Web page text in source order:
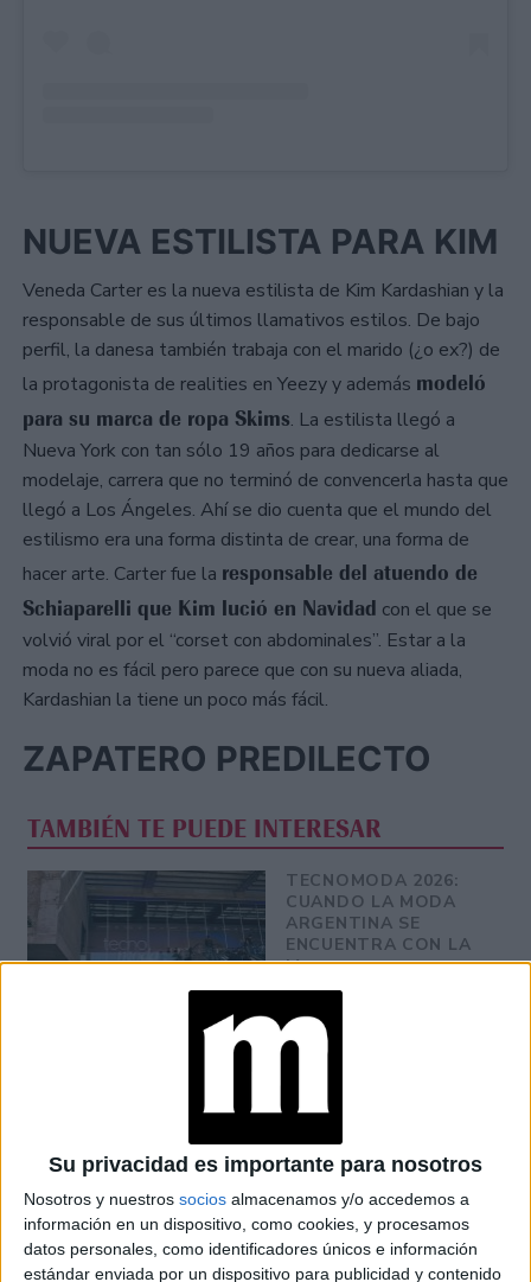
Su privacidad es importante para nosotros
Nosotros y nuestros socios almacenamos y/o accedemos a
información en un dispositivo, como cookies, y procesamos
datos personales, como identificadores únicos e información
estándar enviada por un dispositivo para publicidad y contenido
NUEVA ESTILISTA PARA KIM
Veneda Carter es la nueva estilista de Kim Kardashian y la
responsable de sus últimos llamativos estilos. De bajo
perfil, la danesa también trabaja con el marido (¿o ex?) de
la protagonista de realities en Yeezy y además modeló
para su marca de ropa Skims. La estilista llegó a
Nueva York con tan sólo 19 años para dedicarse al
modelaje, carrera que no terminó de convencerla hasta que
llegó a Los Ángeles. Ahí se dio cuenta que el mundo del
estilismo era una forma distinta de crear, una forma de
hacer arte. Carter fue la responsable del atuendo de
Schiaparelli que Kim lució en Navidad con el que se
volvió viral por el “corset con abdominales”. Estar a la
moda no es fácil pero parece que con su nueva aliada,
Kardashian la tiene un poco más fácil.
ZAPATERO PREDILECTO
TAMBIÉN TE PUEDE INTERESAR
TECNOMODA 2026:
CUANDO LA MODA
ARGENTINA SE
ENCUENTRA CON LA
IA
JEANS
ACAMPANADOS DE
LOOKS CON
LOOKS BÁSICOS
CON JEANS ANCHOS
PARA CERRAR EL
INVIERNO 2026